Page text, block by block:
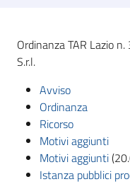
Ordinanza TAR Lazio
S.r.l.
Avviso
Ordinanza
Ricorso
Motivi aggiunti
Motivi aggiunti
Istanza pubblici